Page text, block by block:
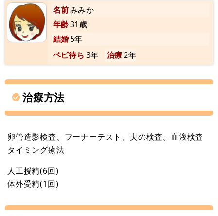
名前みみか
年齢31歳
結婚5年
ベビ待ち 3年 治療2年
治療方法
卵管造影検査、フーナーテスト、夫の検査、血液検査
タイミング療法
人工授精(6回)
体外受精(1回)